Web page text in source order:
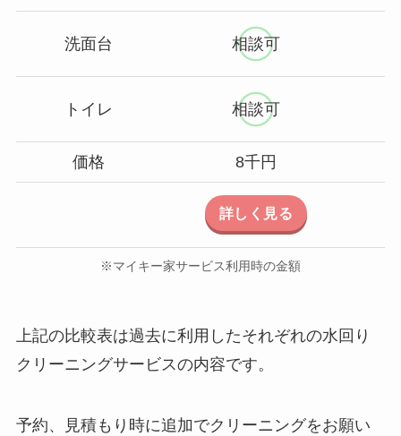
洗面台 相談可
トイレ 相談可
価格 8千円
詳しく見る
※マイキー家サービス利用時の金額
上記の比較表は過去に利用したそれぞれの水回り
クリーニングサービスの内容です。
予約、見積もり時に追加でクリーニングをお願い